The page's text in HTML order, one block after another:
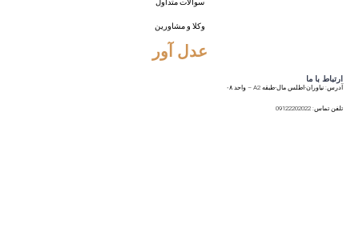
سوالات متداول
وکلا و مشاورین
عدل آور
ارتباط با ما
آدرس: نیاوران-اطلس مال-طبقه A2 – واحد ۰۸
تلفن تماس: 09122202022